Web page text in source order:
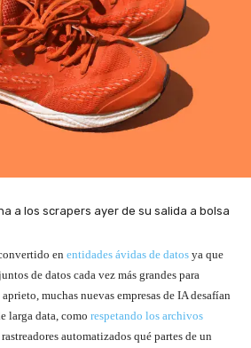
en entidades ávidas de datos ya que
de datos cada vez más grandes para
aprieto, muchas nuevas empresas de IA desafían
larga data, como respetando los archivos
automatizados qué partes de un